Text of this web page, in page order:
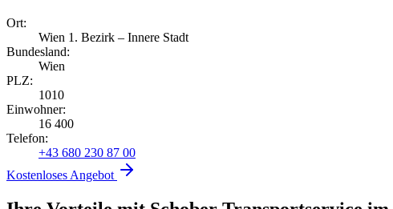
Ort:
Wien 1. Bezirk – Innere Stadt
Bundesland:
Wien
PLZ:
1010
Einwohner:
16 400
Telefon:
+43 680 230 87 00
Kostenloses Angebot